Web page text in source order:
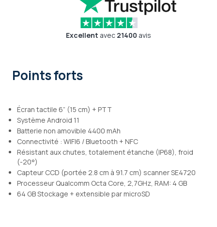
Excellent avec 21400 avis
Points forts
Écran tactile 6” (15 cm) + PTT
Système Android 11
Batterie non amovible 4400 mAh
Connectivité : WIFI6 / Bluetooth + NFC
Résistant aux chutes, totalement étanche (IP68), froid
(-20°)
Capteur CCD (portée 2.8 cm à 91.7 cm) scanner SE4720
Processeur Qualcomm Octa Core, 2,7GHz, RAM: 4 GB
64 GB Stockage + extensible par microSD